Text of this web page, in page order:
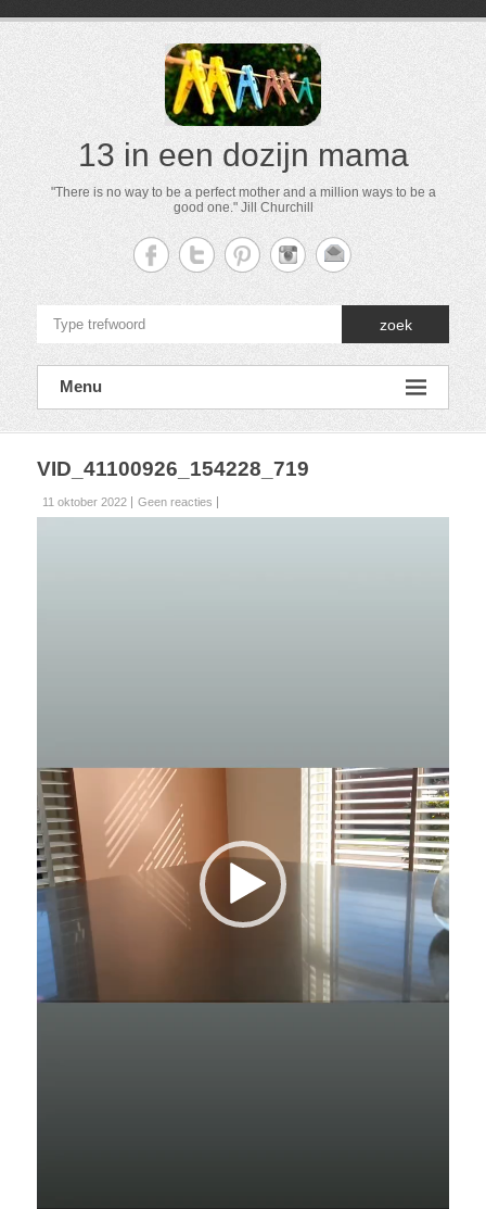
13 in een dozijn mama
"There is no way to be a perfect mother and a million ways to be a
good one." Jill Churchill
zoek
Menu
VID_41100926_154228_719
11 oktober 2022 Geen reacties